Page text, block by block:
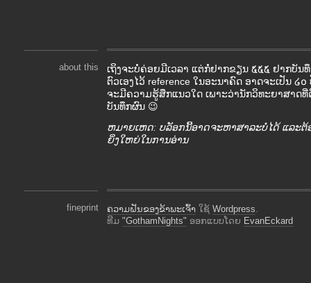
about this
ເຖິງຈະບໍ່ຄ່ອຍມີເວລາ ແຕ່ກໍ່ຢາກຂຽນ ໕໕໕ ຢາກບັນ
ຕົວເອງໄວ້ reference ໃນອະນາຄົດ ອາດຈະເປັນ ໒
ຈະມີຄວາມຮູ້ສຶກແນວໃດ ເພາະວ່ານັກວິທະຍາສາດ
ບັນທຶກຜົນ 😉
ຫມາຍເຫດ: ບລັອກນີ້ອາດຈະຫາສາລະບໍ່ໄດ້ ແລະຕ້
ຍິ່ງໃຫຍ່ໃນການອ່ານ
fineprint ຄວາມຝັນຂອງຂ້າພະເຈົ້າ ໃຊ້ Wordpress
ທີມ "GothamNights" ອອກແບບໂດຍ EvanEckard